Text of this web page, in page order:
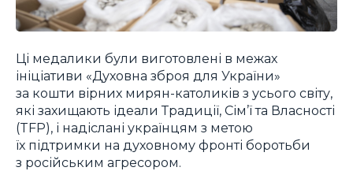
Ці медалики були виготовлені в межах
ініціативи «Духовна зброя для України»
за кошти вірних мирян-католиків з усього світу,
які захищають ідеали Традиції, Сім’ї та Власності
(TFP), і надіслані українцям з метою
їх підтримки на духовному фронті боротьби
з російським агресором.